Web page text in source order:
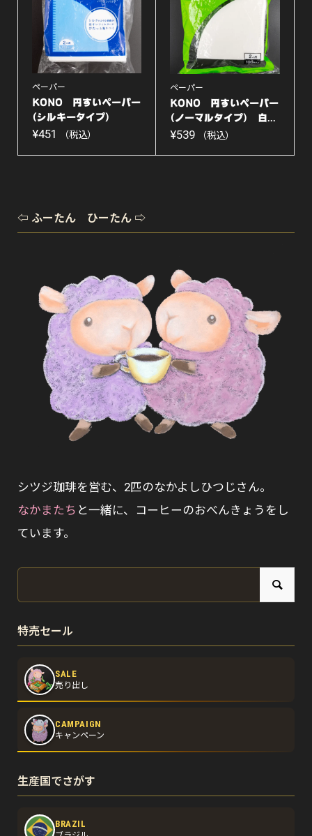
個
ペーパー
KONO 円すいペーパー
(シルキータイプ)
白...
¥451 （税込）
ペーパー
KONO 円すいペーパー
(ノーマルタイプ) 白...
¥539 （税込）
⇦ ふーたん ひーたん ⇨
シツジ珈琲を営む、2匹のなかよしひつじさん。
なかまたち と一緒に、コーヒーのおべんきょうをし
ています。
特売セール
SALE
売り出し
CAMPAIGN
キャンペーン
生産国でさがす
BRAZIL